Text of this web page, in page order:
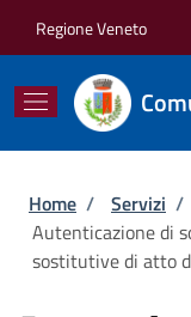
Regione Veneto
Briciole
Home / Servizi /
Autenticazione di
sostitutive di atto